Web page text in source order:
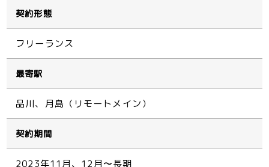
契約形態
フリーランス
最寄駅
品川、月島（リモートメイン）
契約期間
2023年11月、12月〜長期